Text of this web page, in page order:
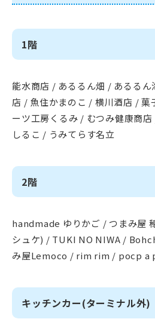
1階
能水商店 / あるるん畑 / あるる
店 / 魚住かまのこ / 横川酒店 / 菓
ーツ工房くるみ / むつみ健康商
しるこ / うみてらす名立
2階
handmade ゆりかご / つまみ屋
シュケ) / TUKI NO NIWA /
み屋Lemoco / rim rim / pocp a
キッチンカー(ターミナル外)